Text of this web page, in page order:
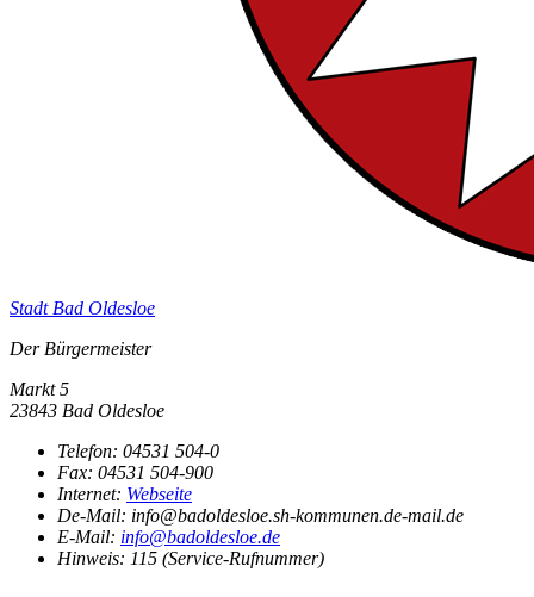
Stadt Bad Oldesloe
Der Bürgermeister
Markt 5
23843 Bad Oldesloe
Telefon: 04531 504-0
Fax: 04531 504-900
Internet: Webseite
De-Mail: info@badoldesloe.sh-kommunen.de-mail.de
E-Mail: info@badoldesloe.de
Hinweis: 115 (Service-Rufnummer)